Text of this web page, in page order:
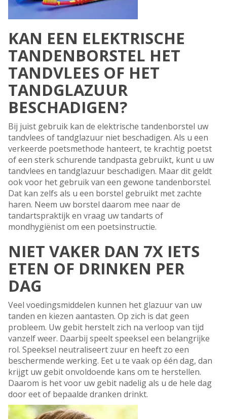
KAN EEN ELEKTRISCHE
TANDENBORSTEL HET
TANDVLEES OF HET
TANDGLAZUUR
BESCHADIGEN?
Bij juist gebruik kan de elektrische tandenborstel uw
tandvlees of tandglazuur niet beschadigen. Als u een
verkeerde poetsmethode hanteert, te krachtig poetst
of een sterk schurende tandpasta gebruikt, kunt u uw
tandvlees en tandglazuur beschadigen. Maar dit geldt
ook voor het gebruik van een gewone tandenborstel.
Dat kan zelfs als u een borstel gebruikt met zachte
haren. Neem uw borstel daarom mee naar de
tandartspraktijk en vraag uw tandarts of
mondhygiënist om een poetsinstructie.
NIET VAKER DAN 7X IETS
ETEN OF DRINKEN PER
DAG
Veel voedingsmiddelen kunnen het glazuur van uw
tanden en kiezen aantasten. Op zich is dat geen
probleem. Uw gebit herstelt zich na verloop van tijd
vanzelf weer. Daarbij speelt speeksel een belangrijke
rol. Speeksel neutraliseert zuur en heeft zo een
beschermende werking. Eet u te vaak op één dag, dan
krijgt uw gebit onvoldoende kans om te herstellen.
Daarom is het voor uw gebit nadelig als u de hele dag
door eet of bepaalde dranken drinkt.